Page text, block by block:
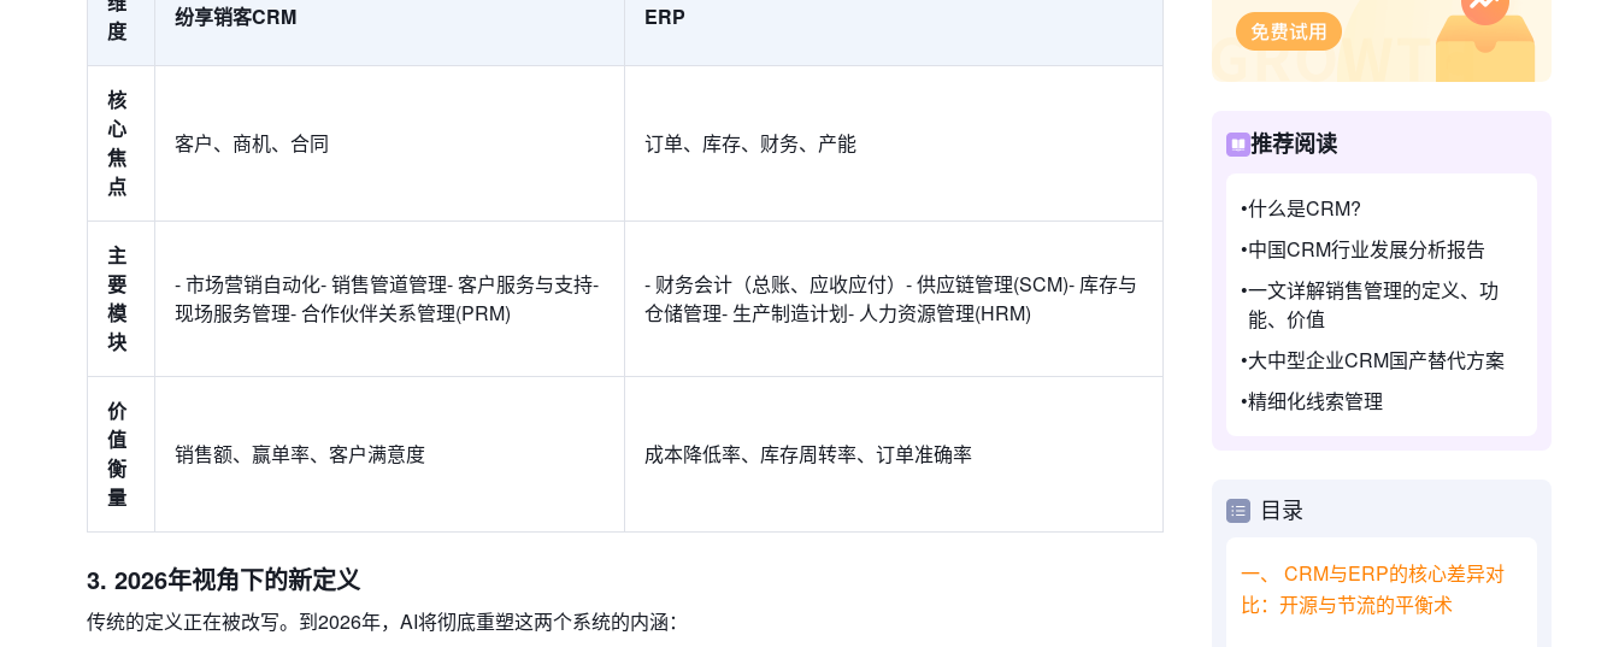
度
纷享销客CRM ERP
核
心
焦
点
客户、商机、合同 订单、库存、财务、产能
主
要
模
块
- 市场营销自动化- 销售管道管理- 客户服务与支持-
现场服务管理- 合作伙伴关系管理(PRM)
- 财务会计（总账、应收应付）- 供应链管理(SCM)- 库存与
仓储管理- 生产制造计划- 人力资源管理(HRM)
价
值
衡
量
销售额、赢单率、客户满意度 成本降低率、库存周转率、订单准确率
3. 2026年视角下的新定义
传统的定义正在被改写。到2026年，AI将彻底重塑这两个系统的内涵：
推荐阅读
什么是CRM?
中国CRM行业发展分析报告
一文详解销售管理的定义、功
能、价值
大中型企业CRM国产替代方案
精细化线索管理
目录
一、 CRM与ERP的核心差异对
比：开源与节流的平衡术